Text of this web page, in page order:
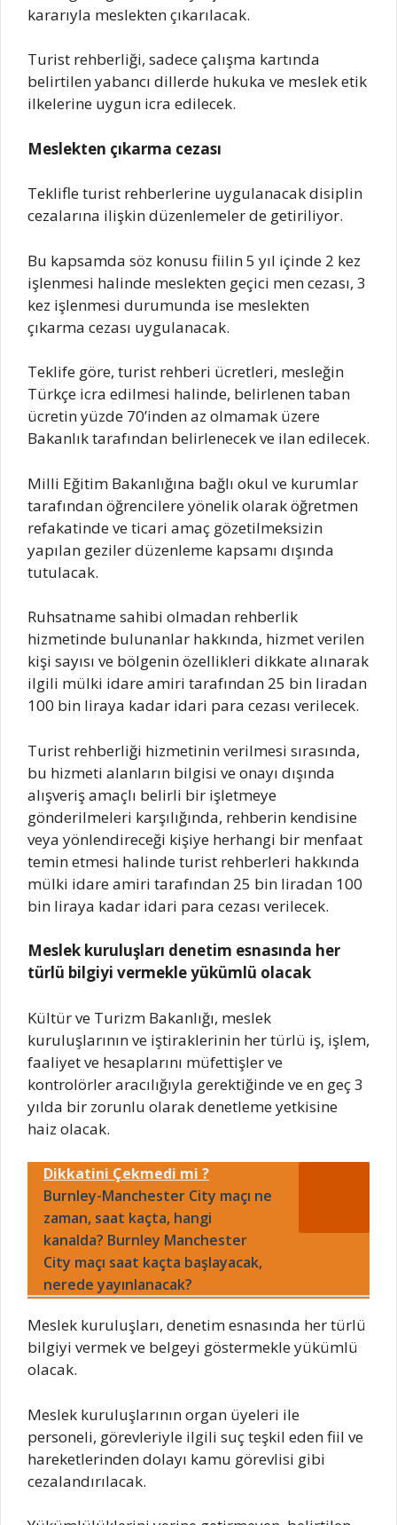
kararıyla meslekten çıkarılacak.
Turist rehberliği, sadece çalışma kartında
belirtilen yabancı dillerde hukuka ve meslek etik
ilkelerine uygun icra edilecek.
Meslekten çıkarma cezası
Teklifle turist rehberlerine uygulanacak disiplin
cezalarına ilişkin düzenlemeler de getiriliyor.
Bu kapsamda söz konusu fiilin 5 yıl içinde 2 kez
işlenmesi halinde meslekten geçici men cezası, 3
kez işlenmesi durumunda ise meslekten
çıkarma cezası uygulanacak.
Teklife göre, turist rehberi ücretleri, mesleğin
Türkçe icra edilmesi halinde, belirlenen taban
ücretin yüzde 70’inden az olmamak üzere
Bakanlık tarafından belirlenecek ve ilan edilecek.
Milli Eğitim Bakanlığına bağlı okul ve kurumlar
tarafından öğrencilere yönelik olarak öğretmen
refakatinde ve ticari amaç gözetilmeksizin
yapılan geziler düzenleme kapsamı dışında
tutulacak.
Ruhsatname sahibi olmadan rehberlik
hizmetinde bulunanlar hakkında, hizmet verilen
kişi sayısı ve bölgenin özellikleri dikkate alınarak
ilgili mülki idare amiri tarafından 25 bin liradan
100 bin liraya kadar idari para cezası verilecek.
Turist rehberliği hizmetinin verilmesi sırasında,
bu hizmeti alanların bilgisi ve onayı dışında
alışveriş amaçlı belirli bir işletmeye
gönderilmeleri karşılığında, rehberin kendisine
veya yönlendireceği kişiye herhangi bir menfaat
temin etmesi halinde turist rehberleri hakkında
mülki idare amiri tarafından 25 bin liradan 100
bin liraya kadar idari para cezası verilecek.
Meslek kuruluşları denetim esnasında her
türlü bilgiyi vermekle yükümlü olacak
Kültür ve Turizm Bakanlığı, meslek
kuruluşlarının ve iştiraklerinin her türlü iş, işlem,
faaliyet ve hesaplarını müfettişler ve
kontrolörler aracılığıyla gerektiğinde ve en geç 3
yılda bir zorunlu olarak denetleme yetkisine
haiz olacak.
Dikkatini Çekmedi mi ?
Burnley-Manchester City maçı ne
zaman, saat kaçta, hangi
kanalda? Burnley Manchester
City maçı saat kaçta başlayacak,
nerede yayınlanacak?
Meslek kuruluşları, denetim esnasında her türlü
bilgiyi vermek ve belgeyi göstermekle yükümlü
olacak.
Meslek kuruluşlarının organ üyeleri ile
personeli, görevleriyle ilgili suç teşkil eden fiil ve
hareketlerinden dolayı kamu görevlisi gibi
cezalandırılacak.